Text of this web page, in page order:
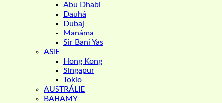
Abu Dhabi
Dauhá
Dubaj
Manáma
Sir Bani Yas
ASIE
Hong Kong
Singapur
Tokio
AUSTRÁLIE
BAHAMY